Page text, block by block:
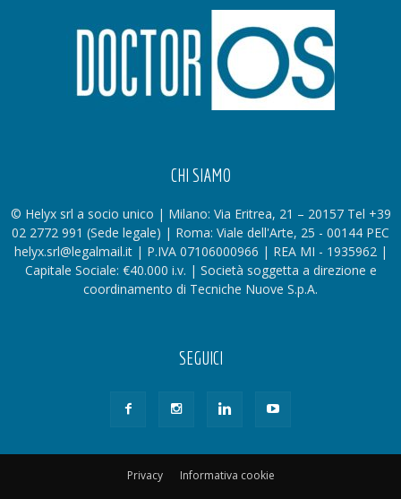
CHI SIAMO
© Helyx srl a socio unico | Milano: Via Eritrea, 21 – 20157 Tel +39
02 2772 991 (Sede legale) | Roma: Viale dell'Arte, 25 - 00144 PEC
helyx.srl@legalmail.it | P.IVA 07106000966 | REA MI - 1935962 |
Capitale Sociale: €40.000 i.v. | Società soggetta a direzione e
coordinamento di Tecniche Nuove S.p.A.
SEGUICI
Privacy
Informativa cookie